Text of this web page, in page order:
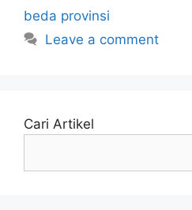
beda provinsi
Leave a comment
Cari Artikel